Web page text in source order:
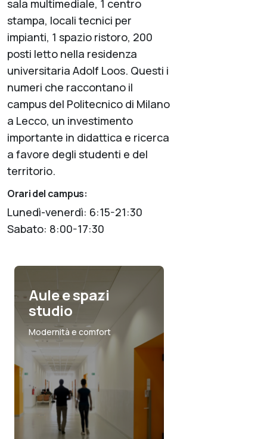
sala multimediale, 1 centro
stampa, locali tecnici per
impianti, 1 spazio ristoro, 200
posti letto nella residenza
universitaria Adolf Loos. Questi i
numeri che raccontano il
campus del Politecnico di Milano
a Lecco, un investimento
importante in didattica e ricerca
a favore degli studenti e del
territorio.
Orari del campus:
Lunedì-venerdì: 6:15-21:30
Sabato: 8:00-17:30
Aule e spazi
studio
Modernità e comfort